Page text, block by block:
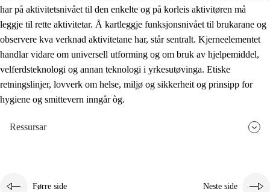
har på aktivitetsnivået til den enkelte og på korleis aktivitøren må
leggje til rette aktivitetar. Å kartleggje funksjonsnivået til brukarane og
observere kva verknad aktivitetane har, står sentralt. Kjerneelementet
handlar vidare om universell utforming og om bruk av hjelpemiddel,
velferdsteknologi og annan teknologi i yrkesutøvinga. Etiske
retningslinjer, lovverk om helse, miljø og sikkerheit og prinsipp for
hygiene og smittevern inngår òg.
Ressursar
Førre side Neste side